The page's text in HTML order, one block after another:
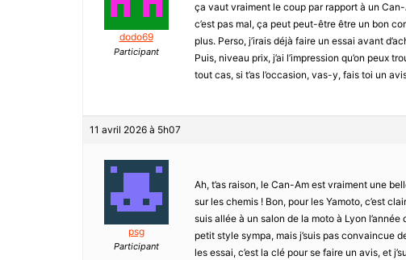
dodo69
Participant
ça vaut vraiment le coup par rapport à un
c’est pas mal, ça peut peut-être être un bon
plus. Perso, j’irais déjà faire un essai avant
Puis, niveau prix, j’ai l’impression qu’on peux
tout cas, si t’as l’occasion, vas-y, fais toi un
11 avril 2026 à 5h07
psg
Participant
Ah, t’as raison, le Can-Am est vraiment une
sur les chemis ! Bon, pour les Yamoto, c’est
suis allée à un salon de la moto à Lyon
petit style sympa, mais j’suis pas convaincue
les essai, c’est la clé pour se faire un avis, et